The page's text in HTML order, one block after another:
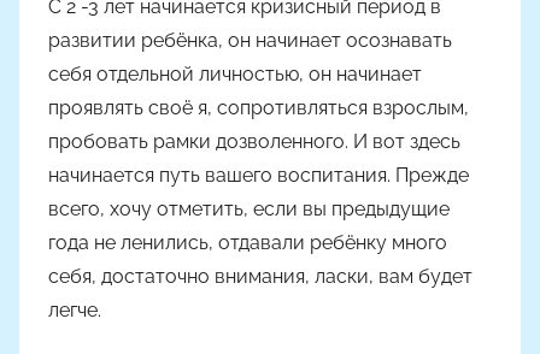
С 2 -3 лет начинается кризисный период в
развитии ребёнка, он начинает осознавать
себя отдельной личностью, он начинает
проявлять своё я, сопротивляться взрослым,
пробовать рамки дозволенного. И вот здесь
начинается путь вашего воспитания. Прежде
всего, хочу отметить, если вы предыдущие
года не ленились, отдавали ребёнку много
себя, достаточно внимания, ласки, вам будет
легче.